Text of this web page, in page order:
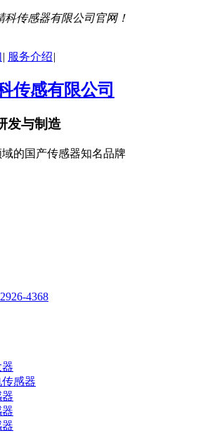
传感器有限公司官网！
| 服务介绍|
发与制造
的国产传感器知名品牌
4368
感器